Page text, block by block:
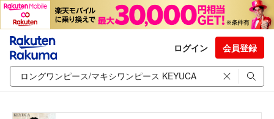
ログイン 会員登録